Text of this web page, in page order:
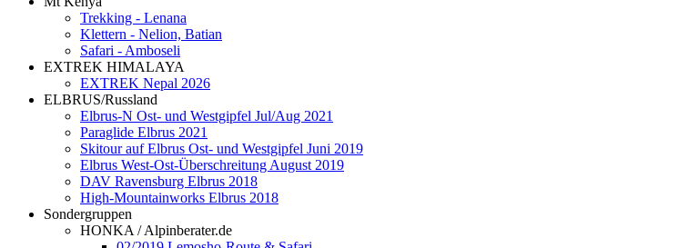
Trekking - Lenana
Klettern - Nelion, Batian
Safari - Amboseli
EXTREK HIMALAYA
EXTREK Nepal 2026
ELBRUS/Russland
Elbrus-N Ost- und Westgipfel Jul/Aug 2021
Paraglide Elbrus 2021
Skitour auf Elbrus Ost- und Westgipfel Juni 2019
Elbrus West-Ost-Überschreitung August 2019
DAV Ravensburg Elbrus 2018
High-Mountainworks Elbrus 2018
Sondergruppen
HONKA / Alpinberater.de